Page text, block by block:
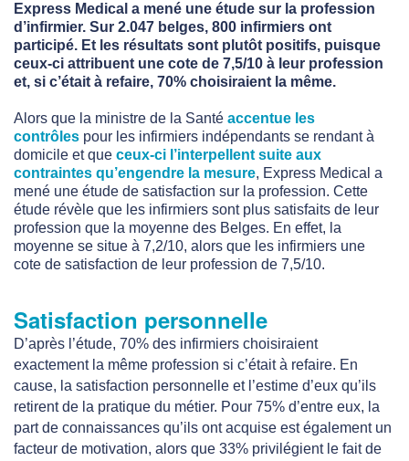
Express Medical a mené une étude sur la profession
d’infirmier. Sur 2.047 belges, 800 infirmiers ont
participé. Et les résultats sont plutôt positifs, puisque
ceux-ci attribuent une cote de 7,5/10 à leur profession
et, si c’était à refaire, 70% choisiraient la même.
Alors que la ministre de la Santé accentue les
contrôles pour les infirmiers indépendants se rendant à
domicile et que ceux-ci l’interpellent suite aux
contraintes qu’engendre la mesure, Express Medical a
mené une étude de satisfaction sur la profession. Cette
étude révèle que les infirmiers sont plus satisfaits de leur
profession que la moyenne des Belges. En effet, la
moyenne se situe à 7,2/10, alors que les infirmiers une
cote de satisfaction de leur profession de 7,5/10.
Satisfaction personnelle
D’après l’étude, 70% des infirmiers choisiraient
exactement la même profession si c’était à refaire. En
cause, la satisfaction personnelle et l’estime d’eux qu’ils
retirent de la pratique du métier. Pour 75% d’entre eux, la
part de connaissances qu’ils ont acquise est également un
facteur de motivation, alors que 33% privilégient le fait de